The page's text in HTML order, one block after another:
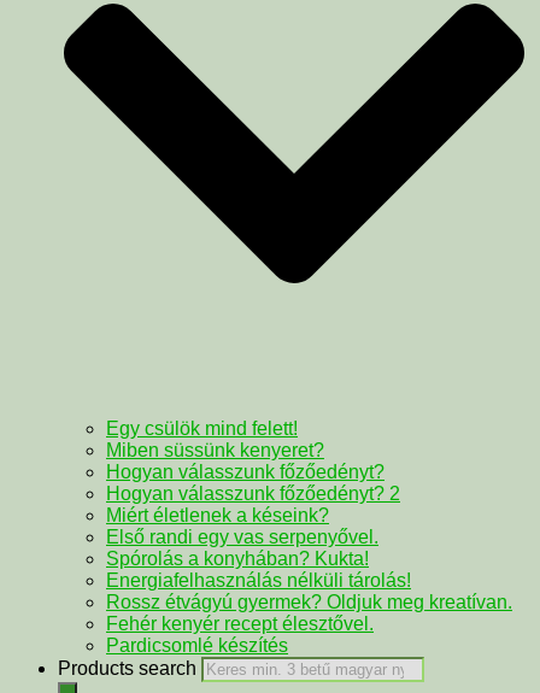
Egy csülök mind felett!
Miben süssünk kenyeret?
Hogyan válasszunk főzőedényt?
Hogyan válasszunk főzőedényt? 2
Miért életlenek a késeink?
Első randi egy vas serpenyővel.
Spórolás a konyhában? Kukta!
Energiafelhasználás nélküli tárolás!
Rossz étvágyú gyermek? Oldjuk meg kreatívan.
Fehér kenyér recept élesztővel.
Pardicsomlé készítés
Products search